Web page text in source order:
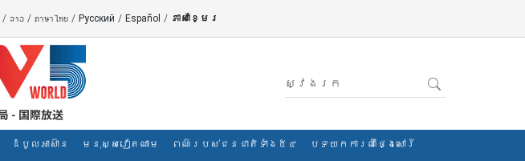
/ ລາວ / ภาษาไทย / Русский / Español / ភាសាខ្មែរ
ដំបូលអាស៊ាន មនុស្សវៀតណាម ពណ៌របស់ជនជាតិទាំង៥៤ បទយកការណ៍ថ្ងៃសៅរ៍